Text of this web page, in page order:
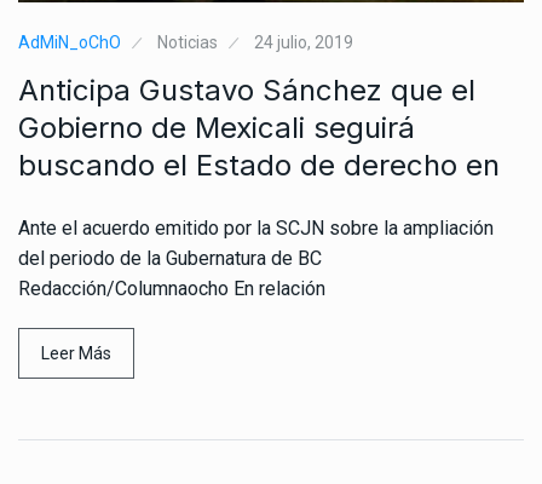
AdMiN_oChO Noticias 24 julio, 2019
Anticipa Gustavo Sánchez que el
Gobierno de Mexicali seguirá
buscando el Estado de derecho en
Ante el acuerdo emitido por la SCJN sobre la ampliación
del periodo de la Gubernatura de BC
Redacción/Columnaocho En relación
Leer Más